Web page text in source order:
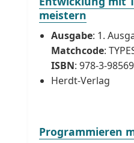
meistern
Ausgabe: 1.
Matchcode:
ISBN: 978-3-
Herdt-Verlag
Programmieren